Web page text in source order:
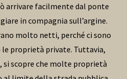
arrivare facilmente dal ponte
in compagnia sull’argine.
molto netti, perché ci sono
proprietà private. Tuttavia,
si scopre che molte proprietà